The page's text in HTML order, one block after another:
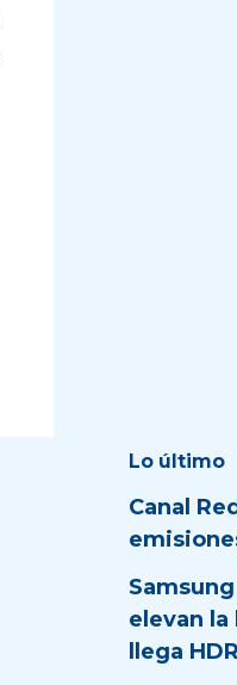
Lo último
Canal
elevan la
llega